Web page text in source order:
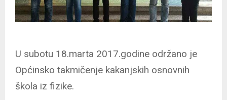
U subotu 18.marta 2017.godine održano je
Općinsko takmičenje kakanjskih osnovnih
škola iz fizike.